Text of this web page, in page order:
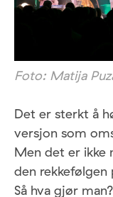
Foto: Matija
Det er sterkt å
versjon som
Men det er ikke
den rekkefølgen
Så hva gjør